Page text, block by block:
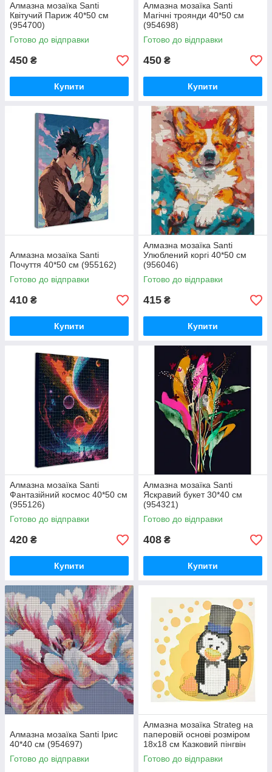
Алмазна мозаїка Santi
Квітучий Париж 40*50 см
(954700)
Готово до відправки
450 ₴
Купити
Алмазна мозаїка Santi
Магічні троянди 40*50 см
(954698)
Готово до відправки
450 ₴
Купити
Алмазна мозаїка Santi
Почуття 40*50 см (955162)
Готово до відправки
410 ₴
Купити
Алмазна мозаїка Santi
Улюблений коргі 40*50 см
(956046)
Готово до відправки
415 ₴
Купити
Алмазна мозаїка Santi
Фантазійний космос 40*50 см
(955126)
Готово до відправки
420 ₴
Купити
Алмазна мозаїка Santi
Яскравий букет 30*40 см
(954321)
Готово до відправки
408 ₴
Купити
Алмазна мозаїка Santi Ірис
40*40 см (954697)
Готово до відправки
Алмазна мозаїка Strateg на
паперовій основі розміром
18х18 см Казковий пінгвін
(JUB14407)
Готово до відправки